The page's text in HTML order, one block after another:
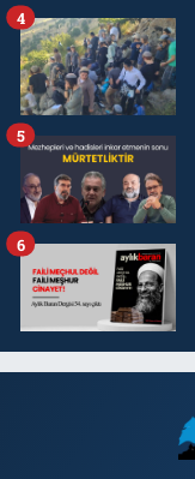
4
5
6